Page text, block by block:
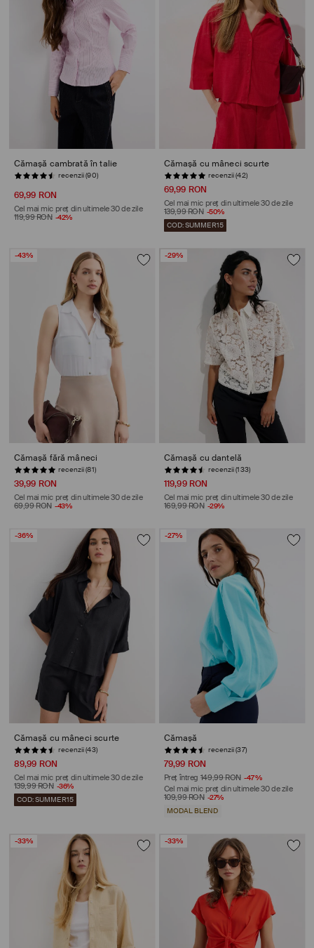
Cămașă cambrată în talie
STOC REDUS
69,99 RON
Cel mai mic preț din ultimele 30 de zile
119,99 RON -42%
Cămașă cu mâneci scurte
recenzii (42)
69,99 RON
Cel mai mic preț din ultimele 30 de zile
139,99 RON -50%
COD: SUMMER15
-43%
Cămașă fără mâneci
recenzii (81)
39,99 RON
Cel mai mic preț din ultimele 30 de zile
69,99 RON -43%
-29%
Cămașă cu dantelă
recenzii (133)
119,99 RON
Cel mai mic preț din ultimele 30 de zile
169,99 RON -29%
-36%
Cămașă cu mâneci scurte
recenzii (43)
89,99 RON
Cel mai mic preț din ultimele 30 de zile
139,99 RON -36%
COD: SUMMER15
-27%
Cămașă
recenzii (37)
79,99 RON
Preț întreg 149,99 RON -47%
Cel mai mic preț din ultimele 30 de zile
109,99 RON -27%
MODAL BLEND
-33% -33%